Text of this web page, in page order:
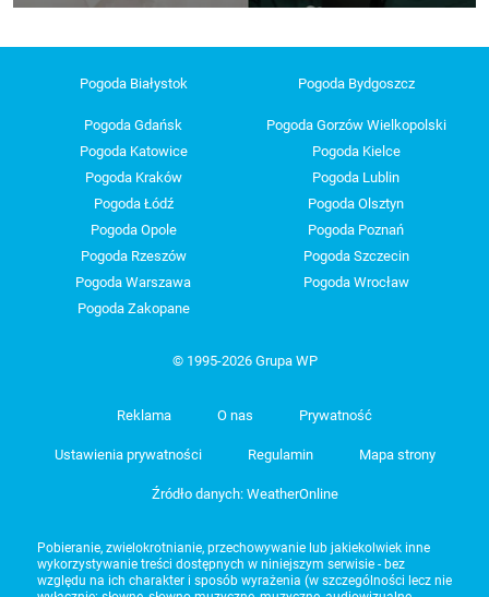
Pogoda Białystok Pogoda Bydgoszcz
Pogoda Gdańsk
Pogoda Gorzów Wielkopolski
Pogoda Katowice
Pogoda Kielce
Pogoda Kraków
Pogoda Lublin
Pogoda Łódź
Pogoda Olsztyn
Pogoda Opole
Pogoda Poznań
Pogoda Rzeszów
Pogoda Szczecin
Pogoda Warszawa
Pogoda Wrocław
Pogoda Zakopane
© 1995-2026 Grupa WP
Reklama O nas Prywatność
Ustawienia prywatności Regulamin Mapa strony
Źródło danych: WeatherOnline
Pobieranie, zwielokrotnianie, przechowywanie lub jakiekolwiek inne
wykorzystywanie treści dostępnych w niniejszym serwisie - bez
względu na ich charakter i sposób wyrażenia (w szczególności lecz nie